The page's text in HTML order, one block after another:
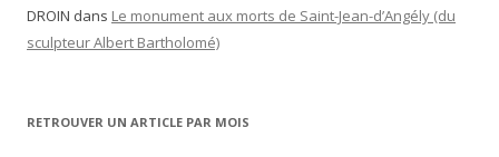
DROIN dans Le monument aux morts de Saint-Jean-d’Angély (du
sculpteur Albert Bartholomé)
RETROUVER UN ARTICLE PAR MOIS